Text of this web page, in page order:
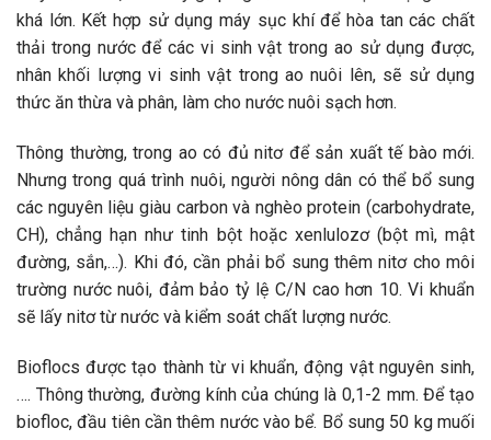
khá lớn. Kết hợp sử dụng máy sục khí để hòa tan các chất
thải trong nước để các vi sinh vật trong ao sử dụng được,
nhân khối lượng vi sinh vật trong ao nuôi lên, sẽ sử dụng
thức ăn thừa và phân, làm cho nước nuôi sạch hơn.
Thông thường, trong ao có đủ nitơ để sản xuất tế bào mới.
Nhưng trong quá trình nuôi, người nông dân có thể bổ sung
các nguyên liệu giàu carbon và nghèo protein (carbohydrate,
CH), chẳng hạn như tinh bột hoặc xenlulozơ (bột mì, mật
đường, sắn,…). Khi đó, cần phải bổ sung thêm nitơ cho môi
trường nước nuôi, đảm bảo tỷ lệ C/N cao hơn 10. Vi khuẩn
sẽ lấy nitơ từ nước và kiểm soát chất lượng nước.
Bioflocs được tạo thành từ vi khuẩn, động vật nguyên sinh,
…. Thông thường, đường kính của chúng là 0,1-2 mm. Để tạo
biofloc, đầu tiên cần thêm nước vào bể. Bổ sung 50 kg muối